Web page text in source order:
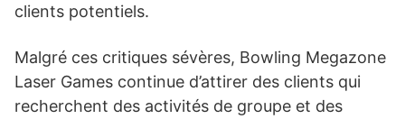
clients potentiels.
Malgré ces critiques sévères, Bowling Megazone
Laser Games continue d’attirer des clients qui
recherchent des activités de groupe et des